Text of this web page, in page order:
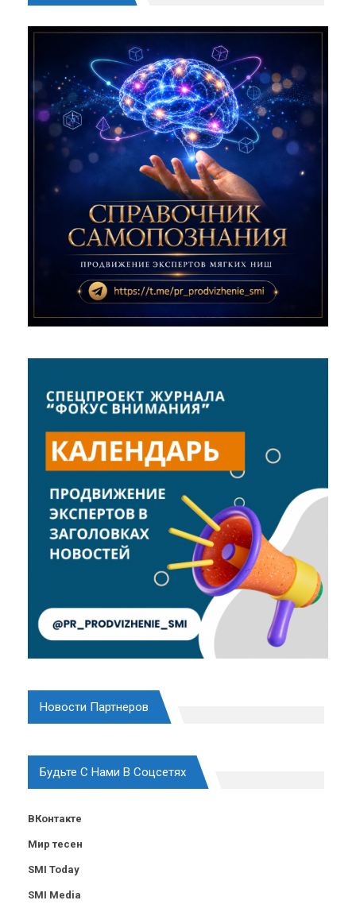
Новости Партнеров
Будьте С Нами В Соцсетях
ВКонтакте
Мир тесен
SMI Today
SMI Media